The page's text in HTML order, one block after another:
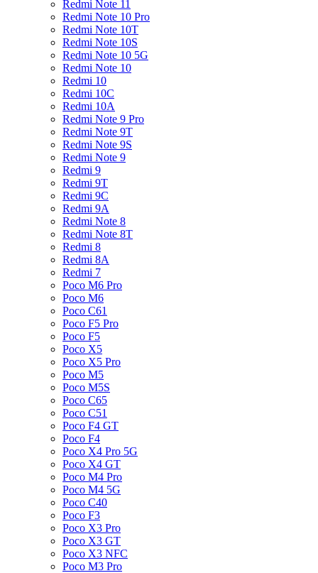
Redmi Note 11
Redmi Note 10 Pro
Redmi Note 10T
Redmi Note 10S
Redmi Note 10 5G
Redmi Note 10
Redmi 10
Redmi 10C
Redmi 10A
Redmi Note 9 Pro
Redmi Note 9T
Redmi Note 9S
Redmi Note 9
Redmi 9
Redmi 9T
Redmi 9C
Redmi 9A
Redmi Note 8
Redmi Note 8T
Redmi 8
Redmi 8A
Redmi 7
Poco M6 Pro
Poco M6
Poco C61
Poco F5 Pro
Poco F5
Poco X5
Poco X5 Pro
Poco M5
Poco M5S
Poco C65
Poco C51
Poco F4 GT
Poco F4
Poco X4 Pro 5G
Poco X4 GT
Poco M4 Pro
Poco M4 5G
Poco C40
Poco F3
Poco X3 Pro
Poco X3 GT
Poco X3 NFC
Poco M3 Pro